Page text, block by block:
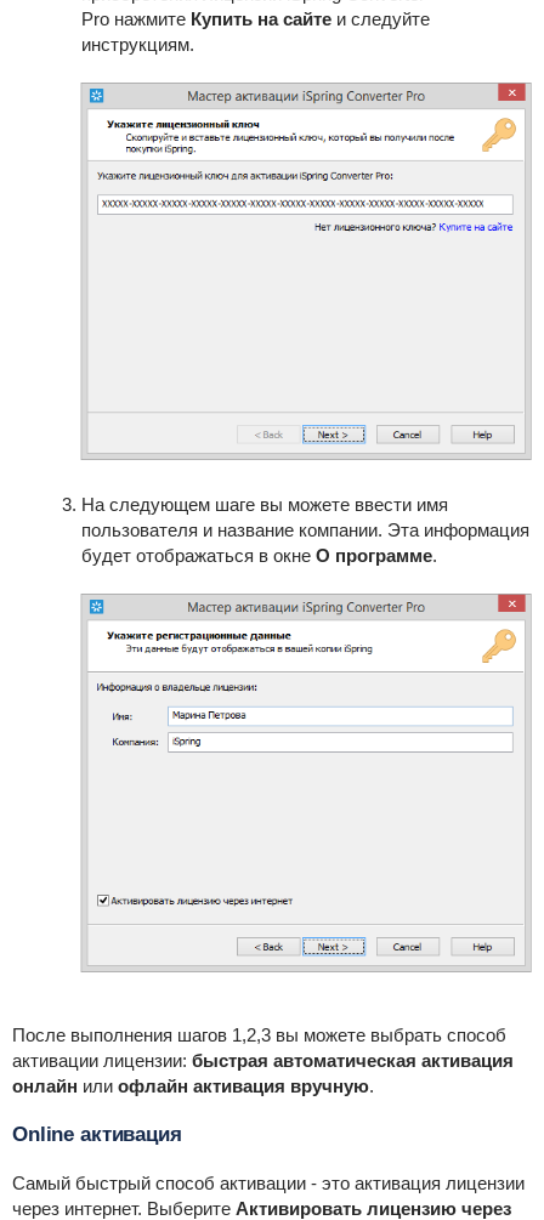
Proнажмите Купить на сайтеи следуйте
инструкциям.
На следующем шаге вы можете ввести имя
пользователя и название компании. Эта информация
будет отображаться в окне О программе.
После выполнения шагов 1,2,3 вы можете выбрать способ
активации лицензии: быстрая автоматическая активация
онлайн или офлайн активация вручную.
Online активация
Самый быстрый способ активации - это активация лицензии
через интернет. Выберите Активировать лицензию через